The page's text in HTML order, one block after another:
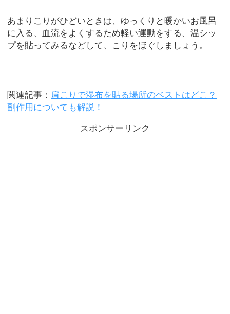
あまりこりがひどいときは、ゆっくりと暖かいお風呂
に入る、血流をよくするため軽い運動をする、温シッ
プを貼ってみるなどして、こりをほぐしましょう。
関連記事： 肩こりで湿布を貼る場所のベストはどこ？
副作用についても解説！
スポンサーリンク